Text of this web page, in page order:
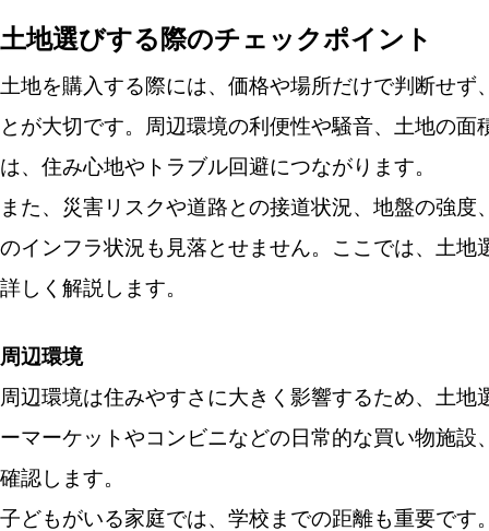
土地選びする際のチェックポイント
土地を購入する際には、価格や場所だけで判断せ
とが大切です。周辺環境の利便性や騒音、土地の
は、住み心地やトラブル回避につながります。
また、災害リスクや道路との接道状況、地盤の強
のインフラ状況も見落とせません。ここでは、土
詳しく解説します。
周辺環境
周辺環境は住みやすさに大きく影響するため、土
ーマーケットやコンビニなどの日常的な買い物施
確認します。
子どもがいる家庭では、学校までの距離も重要で